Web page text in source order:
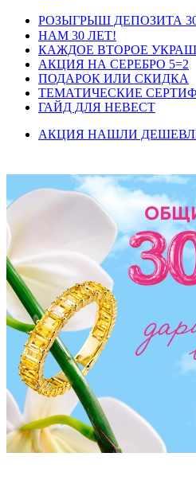
РОЗЫГРЫШ ДЕПОЗИТА
НАМ 30 ЛЕТ!
КАЖДОЕ ВТОРОЕ
АКЦИЯ НА СЕРЕБРО 5=2
ПОДАРОК ИЛИ СКИДКА
ТЕМАТИЧЕСКИЕ
ГАЙД ДЛЯ НЕВЕСТ
АКЦИЯ НАШЛИ